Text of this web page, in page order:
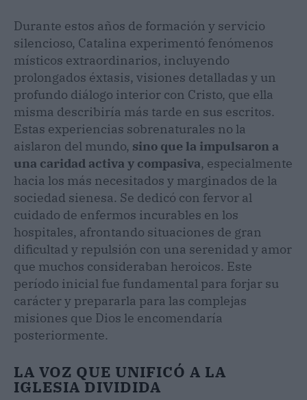
Durante estos años de formación y servicio
silencioso, Catalina experimentó fenómenos
místicos extraordinarios, incluyendo
prolongados éxtasis, visiones detalladas y un
profundo diálogo interior con Cristo, que ella
misma describiría más tarde en sus escritos.
Estas experiencias sobrenaturales no la
aislaron del mundo, sino que la impulsaron a
una caridad activa y compasiva, especialmente
hacia los más necesitados y marginados de la
sociedad sienesa. Se dedicó con fervor al
cuidado de enfermos incurables en los
hospitales, afrontando situaciones de gran
dificultad y repulsión con una serenidad y amor
que muchos consideraban heroicos. Este
período inicial fue fundamental para forjar su
carácter y prepararla para las complejas
misiones que Dios le encomendaría
posteriormente.
LA VOZ QUE UNIFICÓ A LA
IGLESIA DIVIDIDA